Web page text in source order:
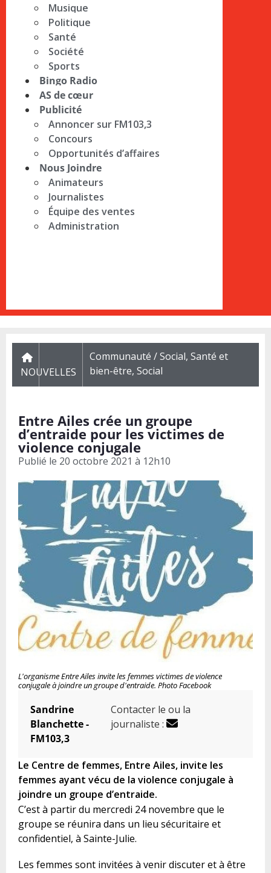
Musique
Politique
Santé
Société
Sports
Bingo Radio
AS de cœur
Publicité
Annoncer sur FM103,3
Concours
Opportunités d’affaires
Nous Joindre
Animateurs
Journalistes
Équipe des ventes
Administration
NOUVELLES
Communauté / Social, Santé et
bien-être, Social
Entre Ailes crée un groupe
d’entraide pour les victimes de
violence conjugale
Publié le 20 octobre 2021 à 12h10
L'organisme Entre Ailes invite les femmes victimes de violence
conjugale à joindre un groupe d'entraide. Photo Facebook
Sandrine
Blanchette -
FM103,3
Contacter le ou la
journaliste :
Le Centre de femmes, Entre Ailes, invite les
femmes ayant vécu de la violence conjugale à
joindre un groupe d’entraide.
C’est à partir du mercredi 24 novembre que le
groupe se réunira dans un lieu sécuritaire et
confidentiel, à Sainte-Julie.
Les femmes sont invitées à venir discuter et à être